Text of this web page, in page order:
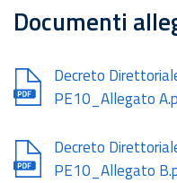
Documenti
Document
Decreto
PE10_Allegato
Document
Decreto
PE10_Allegato